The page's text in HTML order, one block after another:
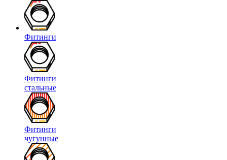
Фитинги
Фитинги
стальные
Фитинги
чугунные